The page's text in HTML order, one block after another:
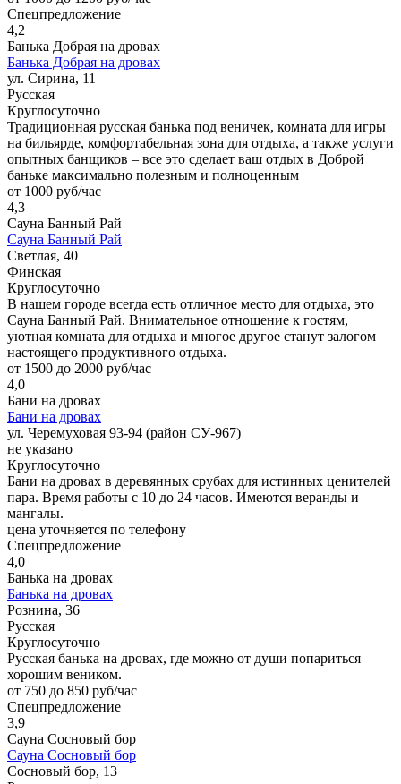
Спецпредложение
4,2
Банька Добрая на дровах
Банька Добрая на дровах
ул. Сирина, 11
Русская
Круглосуточно
Традиционная русская банька под веничек, комната для игры
на бильярде, комфортабельная зона для отдыха, а также услуги
опытных банщиков – все это сделает ваш отдых в Доброй
баньке максимально полезным и полноценным
от 1000 руб/час
4,3
Сауна Банный Рай
Сауна Банный Рай
Светлая, 40
Финская
Круглосуточно
В нашем городе всегда есть отличное место для отдыха, это
Сауна Банный Рай. Внимательное отношение к гостям,
уютная комната для отдыха и многое другое станут залогом
настоящего продуктивного отдыха.
от 1500 до 2000 руб/час
4,0
Бани на дровах
Бани на дровах
ул. Черемуховая 93-94 (район СУ-967)
не указано
Круглосуточно
Бани на дровах в деревянных срубах для истинных ценителей
пара. Время работы с 10 до 24 часов. Имеются веранды и
мангалы.
цена уточняется по телефону
Спецпредложение
4,0
Банька на дровах
Банька на дровах
Рознина, 36
Русская
Круглосуточно
Русская банька на дровах, где можно от души попариться
хорошим веником.
от 750 до 850 руб/час
Спецпредложение
3,9
Сауна Сосновый бор
Сауна Сосновый бор
Сосновый бор, 13